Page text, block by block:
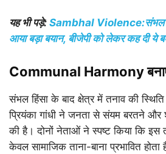
यह भी पड़े: Sambhal Violence:संभल
आया बड़ा बयान, बीजेपी को लेकर कह दी ये
Communal Harmony
संभल हिंसा के बाद क्षेत्र में तनाव की
प्रियंका गांधी ने जनता से संयम बरतने और
की है। दोनों नेताओं ने स्पष्ट किया कि
केवल सामाजिक ताना-बाना प्रभावित